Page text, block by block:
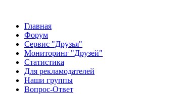
Главная
Форум
Сервис "Друзья"
Мониторинг "Друзей"
Статистика
Для рекламодателей
Наши группы
Вопрос-Ответ